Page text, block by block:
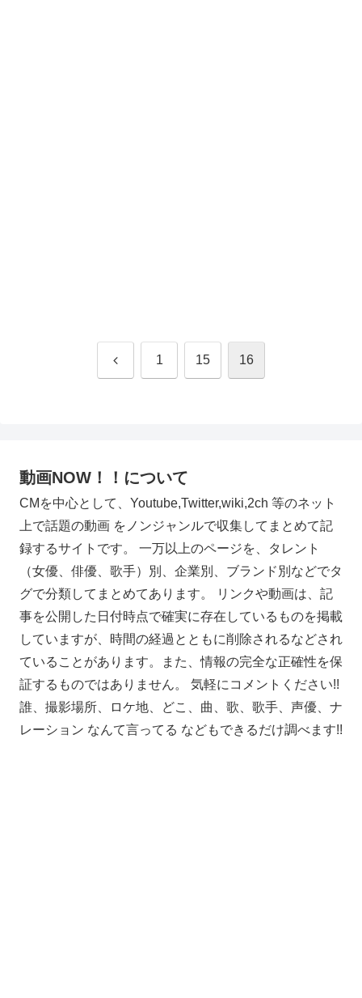
前 1 15 16
動画NOW！！について
CMを中心として、Youtube,Twitter,wiki,2ch 等のネット
上で話題の動画 をノンジャンルで収集してまとめて記
録するサイトです。 一万以上のページを、タレント
（女優、俳優、歌手）別、企業別、ブランド別などでタ
グで分類してまとめてあります。 リンクや動画は、記
事を公開した日付時点で確実に存在しているものを掲載
していますが、時間の経過とともに削除されるなどされ
ていることがあります。また、情報の完全な正確性を保
証するものではありません。 気軽にコメントください!!
誰、撮影場所、ロケ地、どこ、曲、歌、歌手、声優、ナ
レーション なんて言ってる などもできるだけ調べます!!